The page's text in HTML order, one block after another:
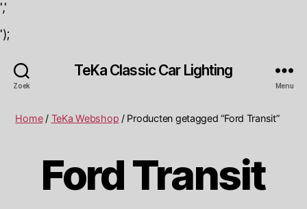
','
');
Zoek
TeKa Classic Car Lighting
Menu
Home/ TeKa Webshop / Producten getagged “Ford Transit”
Ford Transit